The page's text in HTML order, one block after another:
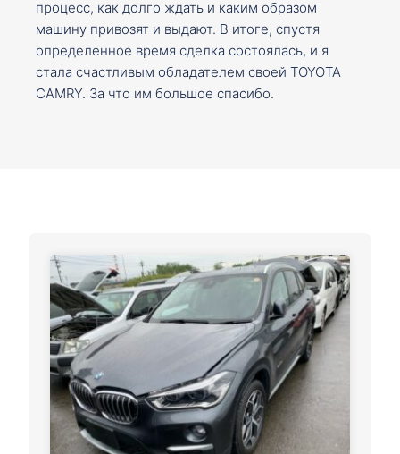
процесс, как долго ждать и каким образом
машину привозят и выдают. В итоге, спустя
определенное время сделка состоялась, и я
стала счастливым обладателем своей TOYOTA
CAMRY. За что им большое спасибо.